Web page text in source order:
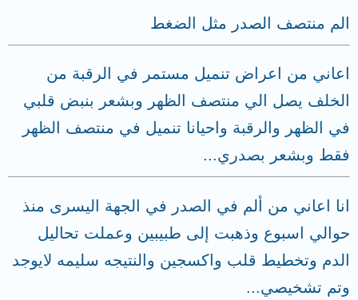
الم منتصف الصدر مثل الضغط
اعاني من اعراض تنميل مستمر في الرقبة من
الخلف يصل الي منتصف الظهر وبشعر بنبض قلبي
في الظهر والرقبة واحيانا تنميل في منتصف الظهر
فقط وبشعر بصدري...
انا اعاني من ألم في الصدر في الجهة اليسرى منذ
حوالي اسبوع وذهبت إلى طبيبين وعملت تحاليل
الدم وتخطيط قلب واكسجين والنتيجه سليمه لايوجد
وتم تشخيصي...